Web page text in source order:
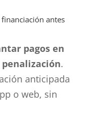
antes
pagos en
.
anticipada
o web, sin